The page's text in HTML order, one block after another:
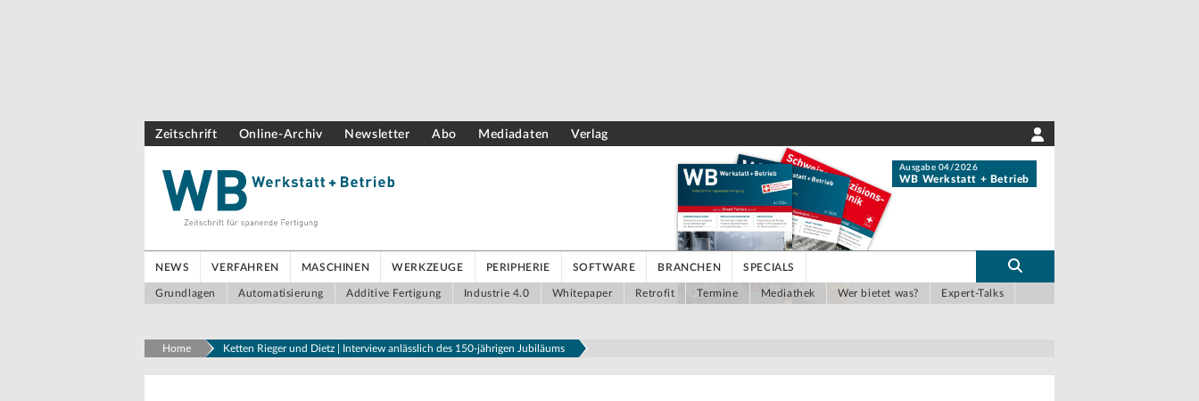
Zeitschrift Online-Archiv Newsletter Abo Mediadaten Verlag
Ausgabe 04/2026
WB Werkstatt + Betrieb
NEWS VERFAHREN MASCHINEN WERKZEUGE PERIPHERIE SOFTWARE BRANCHEN SPECIALS
Grundlagen Automatisierung Additive Fertigung Industrie 4.0 Whitepaper Retrofit Termine Mediathek Wer bietet was? Expert-Talks
Home Ketten Rieger und Dietz | Interview anlässlich des 150-jährigen Jubiläums